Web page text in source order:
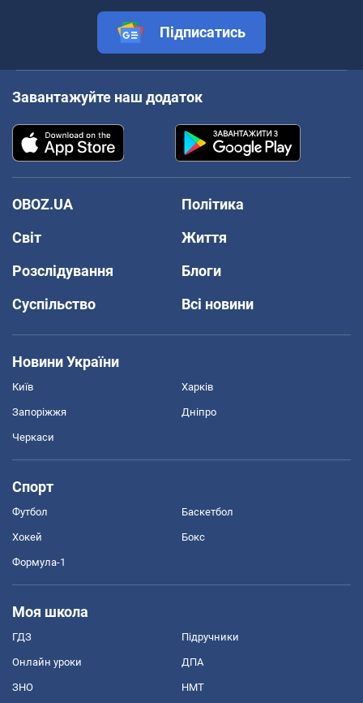
Підписатись
Завантажуйте наш додаток
OBOZ.UA
Політика
Світ
Життя
Розслідування
Блоги
Суспільство
Всі новини
Новини України
Київ Харків
Запоріжжя Дніпро
Черкаси
Спорт
Футбол Баскетбол
Хокей Бокс
Формула-1
Моя школа
ГДЗ Підручники
Онлайн уроки ДПА
ЗНО НМТ